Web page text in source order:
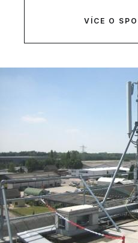
VÍCE O